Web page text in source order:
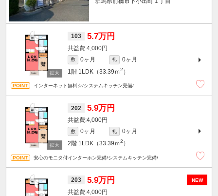
103 5.7万円
4,000円
敷 0ヶ月 礼
0ヶ月
1階 1LDK（33.39ｍ2 ）
インターネット無料☆/システムキッチン完備/
202 5.9万円
4,000円
敷 0ヶ月 礼
0ヶ月
2階 1LDK（33.39ｍ2 ）
安心のモニタ付インターホン完備/システムキッチン完備/
NEW
203 5.9万円
4,000円